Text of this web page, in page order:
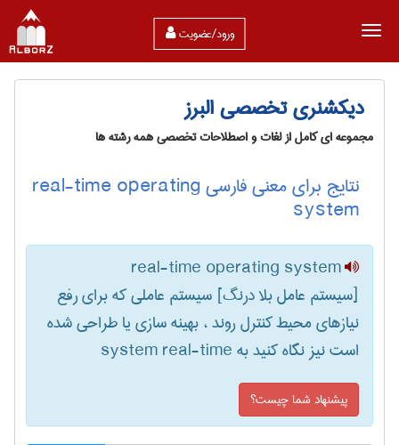
ورود/عضویت
دیکشنری تخصصی البرز
مجموعه ای کامل از لغات و اصطلاحات تخصصی همه رشته ها
نتایج برای معنی فارسی real-time operating
system
real-time operating system
[سیستم عامل بلا درنگ] سیستم عاملی که برای رفع
نیازهای محیط کنترل روند ، بهینه سازی یا طراحی شده
است نیز نگاه کنید به ‎ system real-time
پیشنهاد شما چیست؟